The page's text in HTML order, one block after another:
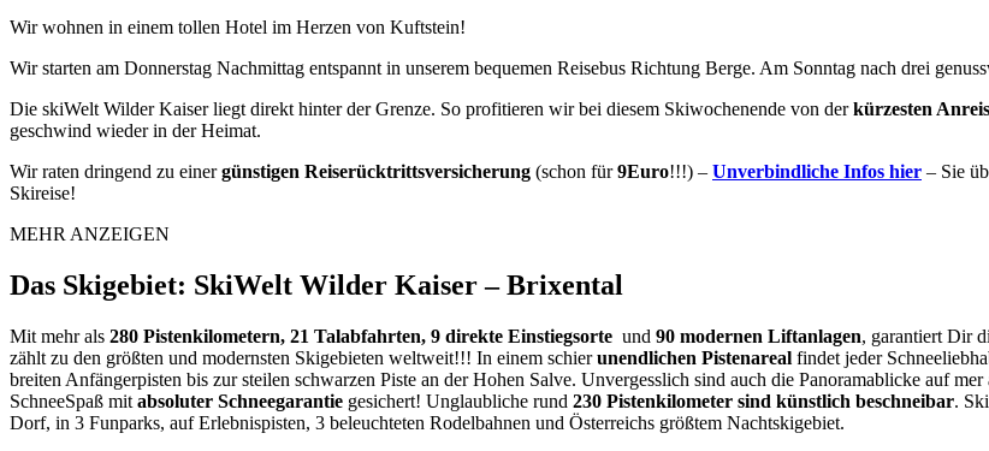
Wir wohnen in einem tollen Hotel im Herzen von Kuftstein!
Wir starten am Donnerstag Nachmittag entspannt in unserem bequemen Reisebus Richtung Berge. Am Sonntag nach drei
Die skiWelt Wilder Kaiser liegt direkt hinter der Grenze. So profitieren wir bei diesem Skiwochenende von derkürzesten
geschwind wieder in der Heimat.
Wir raten dringend zu einergünstigen Reiserücktrittsversicherung (schon für9Euro!!!) – Unverbindliche Infos hier – Sie
Skireise!
MEHR ANZEIGEN
Das Skigebiet: SkiWelt Wilder Kaiser – Brixental
Mit mehr als 280 Pistenkilometern, 21 Talabfahrten, 9 direkte Einstiegsorte und 90 modernen Liftanlagen, garantiert Dir
zählt zu den größten und modernsten Skigebieten weltweit!!! In einem schierunendlichen Pistenareal findet jeder
breiten Anfängerpisten bis zur steilen schwarzen Piste an der Hohen Salve. Unvergesslich sind auch die Panoramablicke auf mer
SchneeSpaß mit absoluter Schneegarantie gesichert! Unglaubliche rund 230 Pistenkilometer sind künstlich beschneibar.
Dorf, in 3 Funparks, auf Erlebnispisten, 3 beleuchteten Rodelbahnen und Österreichs größtem Nachtskigebiet.